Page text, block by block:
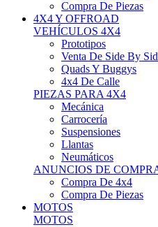
VEHÍCULOS 4X4
Prototipos
Venta De Side By Side
Quads Y Buggys
4x4 De Calle
PIEZAS PARA 4X4
Mecánica
Carrocería
Suspensiones
Llantas
Neumáticos
ANUNCIOS DE COMPRA
Compra De 4x4
Compra De Piezas
MOTOS
MOTOS
Motos De Circuito